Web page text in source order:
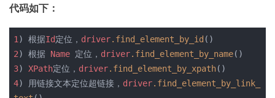
代码如下：
1 ) 根据Id定位， driver.find_element_by_id ()
2) 根据 Name 定位， driver.find_element_by_name()
3) XPath定位， driver.find_element_by_xpath()
4) 用链接文本定位超链接， driver.find_element_by_link_